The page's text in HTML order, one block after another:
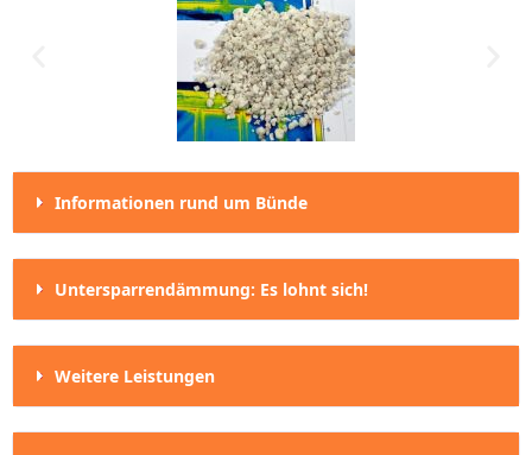
Informationen rund um Bünde
Untersparrendämmung: Es lohnt sich!
Weitere Leistungen